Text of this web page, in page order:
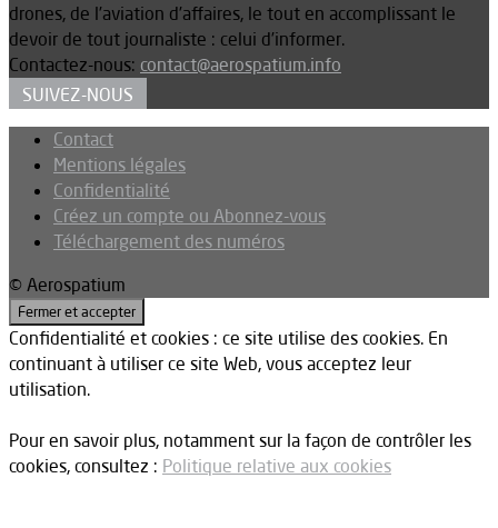
drones, de l’aviation d’affaires, le tout en accomplissant le
devoir de tout journaliste : celui d’informer.
Contactez-nous: contact@aerospatium.info
SUIVEZ-NOUS
Contact
Mentions légales
Confidentialité
Créez un compte ou Abonnez-vous
Téléchargement des numéros
© Aerospatium
Confidentialité et cookies : ce site utilise des cookies. En
continuant à utiliser ce site Web, vous acceptez leur
utilisation.
Pour en savoir plus, notamment sur la façon de contrôler les
cookies, consultez : Politique relative aux cookies